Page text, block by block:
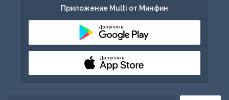
Приложение Multi от Минфин
Доступно в
Доступно в